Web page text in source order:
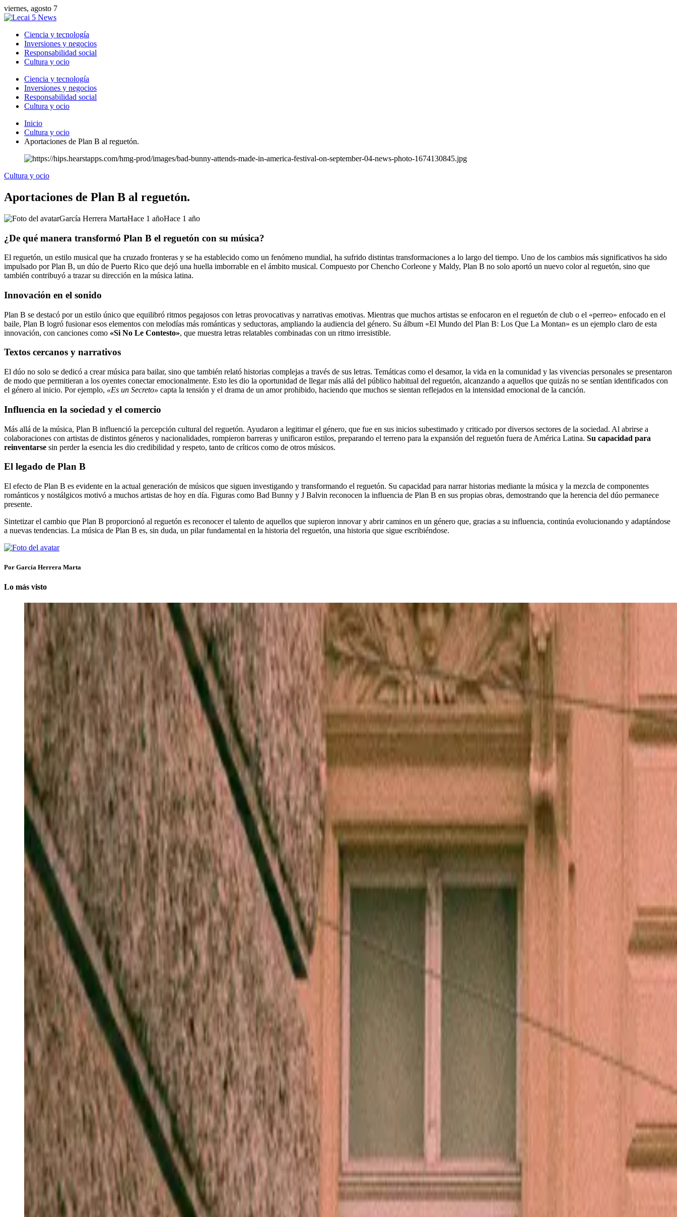
viernes, agosto 7
Ciencia y tecnología
Inversiones y negocios
Responsabilidad social
Cultura y ocio
Ciencia y tecnología
Inversiones y negocios
Responsabilidad social
Cultura y ocio
Inicio
Cultura y ocio
Aportaciones de Plan B al reguetón.
Cultura y ocio
Aportaciones de Plan B al reguetón.
García Herrera MartaHace 1 añoHace 1 año
¿De qué manera transformó Plan B el reguetón con su música?
El reguetón, un estilo musical que ha cruzado fronteras y se ha establecido como un fenómeno mundial, ha sufrido distintas transformaciones a lo largo del tiempo. Uno de los cambios más significativos ha sido
impulsado por Plan B, un dúo de Puerto Rico que dejó una huella imborrable en el ámbito musical. Compuesto por Chencho Corleone y Maldy, Plan B no solo aportó un nuevo color al reguetón, sino que
también contribuyó a trazar su dirección en la música latina.
Innovación en el sonido
Plan B se destacó por un estilo único que equilibró ritmos pegajosos con letras provocativas y narrativas emotivas. Mientras que muchos artistas se enfocaron en el reguetón de club o el «perreo» enfocado en el
baile, Plan B logró fusionar esos elementos con melodías más románticas y seductoras, ampliando la audiencia del género. Su álbum «El Mundo del Plan B: Los Que La Montan» es un ejemplo claro de esta
innovación, con canciones como «Si No Le Contesto», que muestra letras relatables combinadas con un ritmo irresistible.
Textos cercanos y narrativos
El dúo no solo se dedicó a crear música para bailar, sino que también relató historias complejas a través de sus letras. Temáticas como el desamor, la vida en la comunidad y las vivencias personales se presentaron
de modo que permitieran a los oyentes conectar emocionalmente. Esto les dio la oportunidad de llegar más allá del público habitual del reguetón, alcanzando a aquellos que quizás no se sentían identificados con
el género al inicio. Por ejemplo, «Es un Secreto» capta la tensión y el drama de un amor prohibido, haciendo que muchos se sientan reflejados en la intensidad emocional de la canción.
Influencia en la sociedad y el comercio
Más allá de la música, Plan B influenció la percepción cultural del reguetón. Ayudaron a legitimar el género, que fue en sus inicios subestimado y criticado por diversos sectores de la sociedad. Al abrirse a
colaboraciones con artistas de distintos géneros y nacionalidades, rompieron barreras y unificaron estilos, preparando el terreno para la expansión del reguetón fuera de América Latina. Su capacidad para
reinventarse sin perder la esencia les dio credibilidad y respeto, tanto de críticos como de otros músicos.
El legado de Plan B
El efecto de Plan B es evidente en la actual generación de músicos que siguen investigando y transformando el reguetón. Su capacidad para narrar historias mediante la música y la mezcla de componentes
románticos y nostálgicos motivó a muchos artistas de hoy en día. Figuras como Bad Bunny y J Balvin reconocen la influencia de Plan B en sus propias obras, demostrando que la herencia del dúo permanece
presente.
Sintetizar el cambio que Plan B proporcionó al reguetón es reconocer el talento de aquellos que supieron innovar y abrir caminos en un género que, gracias a su influencia, continúa evolucionando y adaptándose
a nuevas tendencias. La música de Plan B es, sin duda, un pilar fundamental en la historia del reguetón, una historia que sigue escribiéndose.
Por García Herrera Marta
Lo más visto